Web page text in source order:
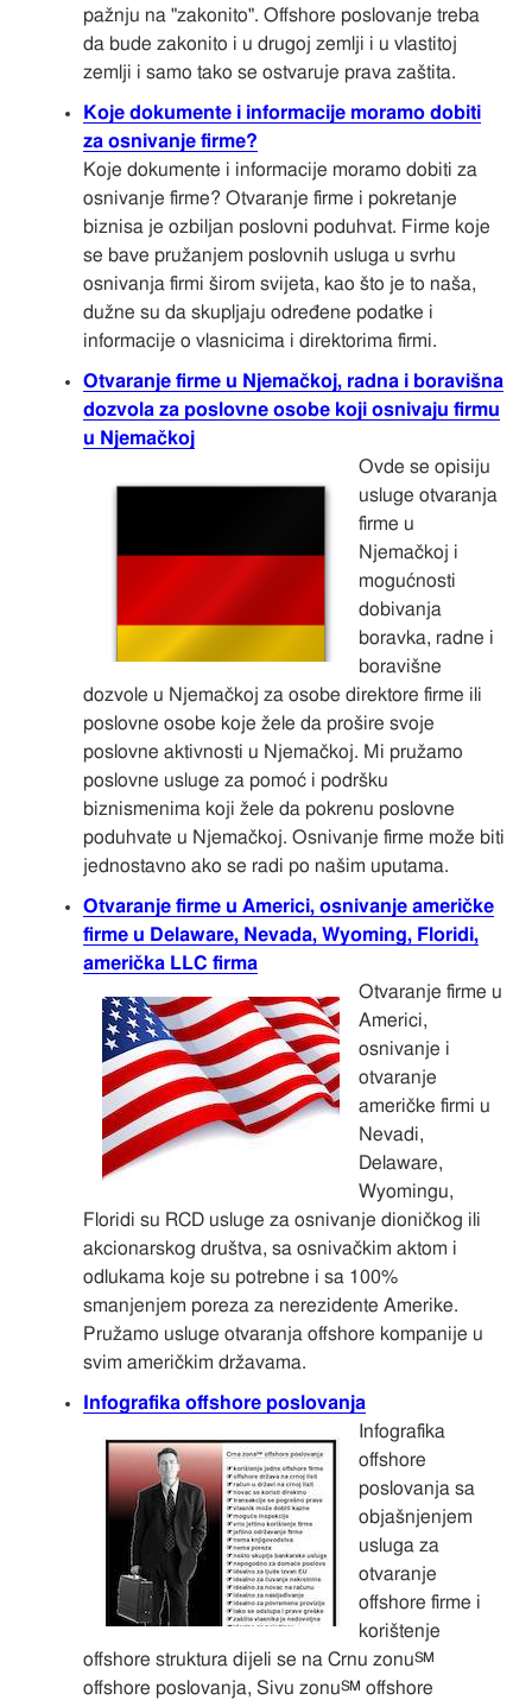
pažnju na "zakonito". Offshore poslovanje treba
da bude zakonito i u drugoj zemlji i u vlastitoj
zemlji i samo tako se ostvaruje prava zaštita.
Koje dokumente i informacije moramo dobiti
za osnivanje firme?
Koje dokumente i informacije moramo dobiti za
osnivanje firme? Otvaranje firme i pokretanje
biznisa je ozbiljan poslovni poduhvat. Firme koje
se bave pružanjem poslovnih usluga u svrhu
osnivanja firmi širom svijeta, kao što je to naša,
dužne su da skupljaju određene podatke i
informacije o vlasnicima i direktorima firmi.
Otvaranje firme u Njemačkoj, radna i boravišna
dozvola za poslovne osobe koji osnivaju firmu
u Njemačkoj
Ovde se opisiju
usluge otvaranja
firme u
Njemačkoj i
mogućnosti
dobivanja
boravka, radne i
boravišne
dozvole u Njemačkoj za osobe direktore firme ili
poslovne osobe koje žele da prošire svoje
poslovne aktivnosti u Njemačkoj. Mi pružamo
poslovne usluge za pomoć i podršku
biznismenima koji žele da pokrenu poslovne
poduhvate u Njemačkoj. Osnivanje firme može biti
jednostavno ako se radi po našim uputama.
Otvaranje firme u Americi, osnivanje američke
firme u Delaware, Nevada, Wyoming, Floridi,
američka LLC firma
Otvaranje firme u
Americi,
osnivanje i
otvaranje
američke firmi u
Nevadi,
Delaware,
Wyomingu,
Floridi su RCD usluge za osnivanje dioničkog ili
akcionarskog društva, sa osnivačkim aktom i
odlukama koje su potrebne i sa 100%
smanjenjem poreza za nerezidente Amerike.
Pružamo usluge otvaranja offshore kompanije u
svim američkim državama.
Infografika offshore poslovanja
Infografika
offshore
poslovanja sa
objašnjenjem
usluga za
otvaranje
offshore firme i
korištenje
offshore struktura dijeli se na Crnu zonu℠
offshore poslovanja, Sivu zonu℠ offshore